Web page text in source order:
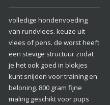
volledige hondenvoeding
van rundvlees. keuze uit
vlees of pens. de worst heeft
een stevige structuur zodat
je het ook goed in blokjes
kunt snijden voor training en
beloning. 800 gram fijne
maling geschikt voor pups